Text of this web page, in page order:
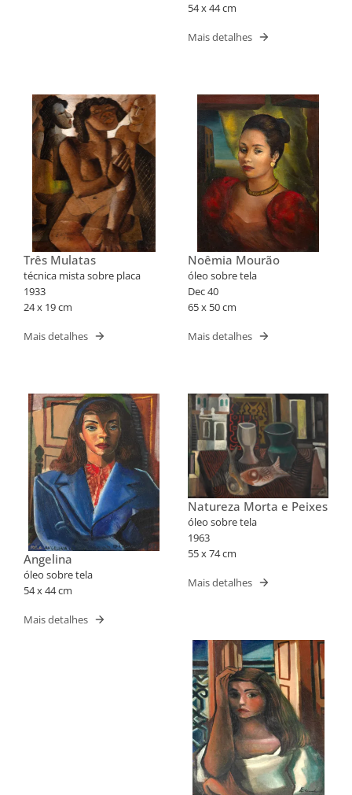
54 x 44 cm
Mais detalhes
Três Mulatas
técnica mista sobre placa
1933
24 x 19 cm
Mais detalhes
Noêmia Mourão
óleo sobre tela
Dec 40
65 x 50 cm
Mais detalhes
Angelina
óleo sobre tela
54 x 44 cm
Mais detalhes
Natureza Morta e Peixes
óleo sobre tela
1963
55 x 74 cm
Mais detalhes